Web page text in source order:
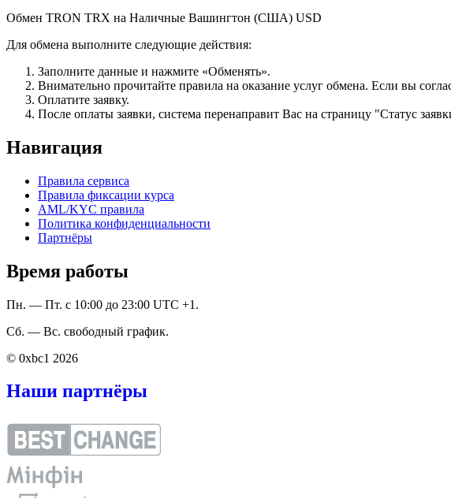
Обмен TRON TRX на Наличные Вашингтон (США) USD
Для обмена выполните следующие действия:
Заполните данные и нажмите «Обменять».
Внимательно прочитайте правила на оказание услуг обмена. Если вы
Оплатите заявку.
После оплаты заявки, система перенаправит Вас на страницу "Статус
Навигация
Правила сервиса
Правила фиксации курса
AML/KYC правила
Политика конфиденциальности
Партнёры
Время работы
Пн. — Пт. с 10:00 до 23:00 UTC +1.
Сб. — Вс. свободный график.
© 0xbc1 2026
Наши партнёры